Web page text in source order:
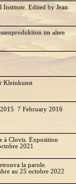
Edited by Jean
im alten
Kleinkunst
 7 February 2016
à Clovis. Exposition
2021
la parole.
au 25 octobre 2022